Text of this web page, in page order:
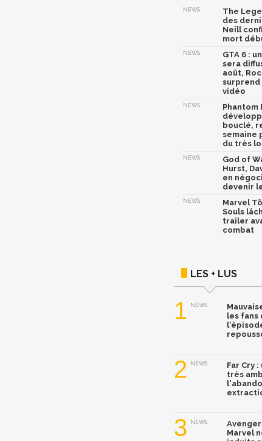
NEWS
The
des
Neill
mort
NEWS
GTA 6 :
sera
août,
surprend
vidéo
NEWS
Phantom
bouclé,
semaine
du très
NEWS
God of
Hurst,
en
devenir
NEWS
Marvel
Souls
trailer
combat
LES + LUS
1 NEWS
les fans
2 NEWS
Far Cry
très
3 NEWS
Marvel